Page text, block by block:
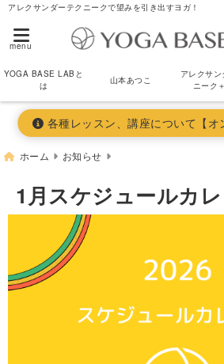
アレクサンダーテクニークで望みを引き出すヨガ！
menu
YOGA BASE LABと
は
山本あつこ
アレクサン
ニーク
各種レッスン、講座について【
ホーム お知らせ
1月スケジュールカ